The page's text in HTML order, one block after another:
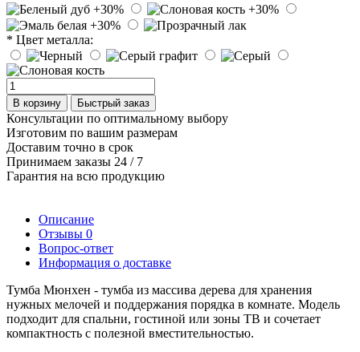
* Цвет металла:
В корзину Быстрый заказ
Консультации по оптимальному выбору
Изготовим по вашим размерам
Доставим точно в срок
Принимаем заказы 24 / 7
Гарантия на всю продукцию
Описание
Отзывы 0
Вопрос-ответ
Информация о доставке
Тумба Мюнхен - тумба из массива дерева для хранения
нужных мелочей и поддержания порядка в комнате. Модель
подходит для спальни, гостиной или зоны ТВ и сочетает
компактность с полезной вместительностью.